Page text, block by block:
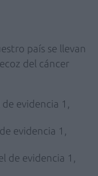
país se llevan
del cáncer
evidencia 1,
evidencia 1,
de evidencia 1,